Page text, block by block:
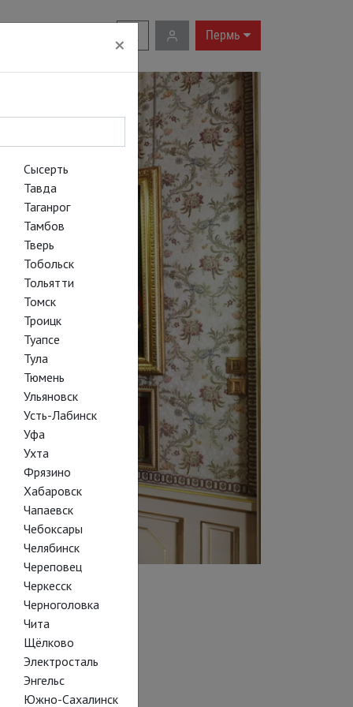
Пермь
×
Сысерть
Тавда
Таганрог
Тамбов
Тверь
Тобольск
Тольятти
Томск
Троицк
Туапсе
Тула
Тюмень
Ульяновск
Усть-Лабинск
Уфа
Ухта
Фрязино
Хабаровск
Чапаевск
Чебоксары
Челябинск
Череповец
Черкесск
Черноголовка
Чита
Щёлково
Электросталь
Энгельс
Южно-Сахалинск